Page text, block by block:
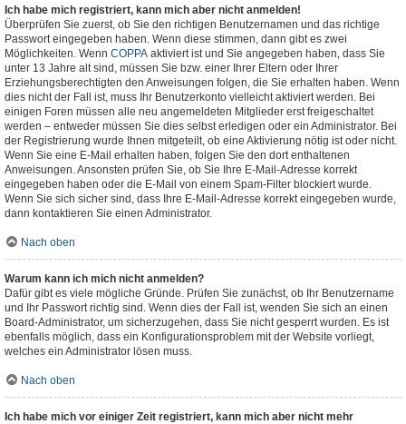
Ich habe mich registriert, kann mich aber nicht anmelden!
Überprüfen Sie zuerst, ob Sie den richtigen Benutzernamen und das richtige
Passwort eingegeben haben. Wenn diese stimmen, dann gibt es zwei
Möglichkeiten. Wenn COPPA aktiviert ist und Sie angegeben haben, dass Sie
unter 13 Jahre alt sind, müssen Sie bzw. einer Ihrer Eltern oder Ihrer
Erziehungsberechtigten den Anweisungen folgen, die Sie erhalten haben. Wenn
dies nicht der Fall ist, muss Ihr Benutzerkonto vielleicht aktiviert werden. Bei
einigen Foren müssen alle neu angemeldeten Mitglieder erst freigeschaltet
werden – entweder müssen Sie dies selbst erledigen oder ein Administrator. Bei
der Registrierung wurde Ihnen mitgeteilt, ob eine Aktivierung nötig ist oder nicht.
Wenn Sie eine E-Mail erhalten haben, folgen Sie den dort enthaltenen
Anweisungen. Ansonsten prüfen Sie, ob Sie Ihre E-Mail-Adresse korrekt
eingegeben haben oder die E-Mail von einem Spam-Filter blockiert wurde.
Wenn Sie sich sicher sind, dass Ihre E-Mail-Adresse korrekt eingegeben wurde,
dann kontaktieren Sie einen Administrator.
Nach oben
Warum kann ich mich nicht anmelden?
Dafür gibt es viele mögliche Gründe. Prüfen Sie zunächst, ob Ihr Benutzername
und Ihr Passwort richtig sind. Wenn dies der Fall ist, wenden Sie sich an einen
Board-Administrator, um sicherzugehen, dass Sie nicht gesperrt wurden. Es ist
ebenfalls möglich, dass ein Konfigurationsproblem mit der Website vorliegt,
welches ein Administrator lösen muss.
Nach oben
Ich habe mich vor einiger Zeit registriert, kann mich aber nicht mehr